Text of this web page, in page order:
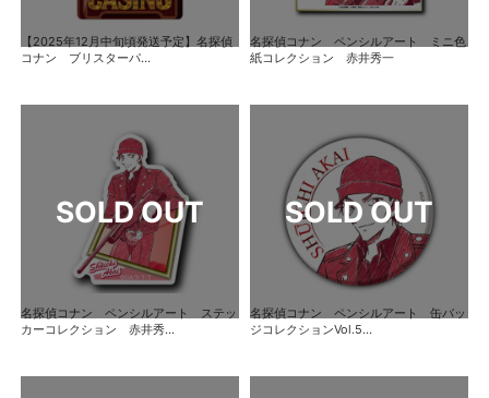
【2025年12月中旬頃発送予定】名探偵
コナン ブリスターパ...
名探偵コナン ペンシルアート ミニ色
紙コレクション 赤井秀一
名探偵コナン ペンシルアート ステッ
カーコレクション 赤井秀...
名探偵コナン ペンシルアート 缶バッ
ジコレクションVol.5...